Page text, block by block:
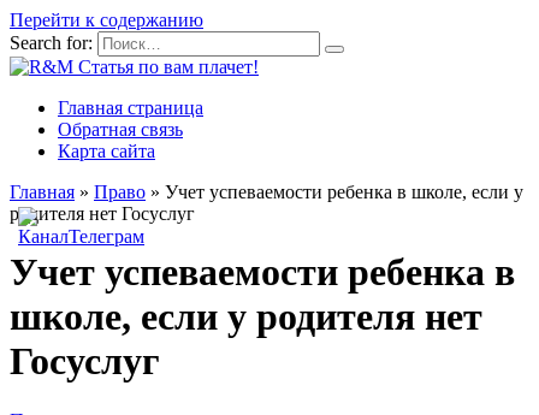
Перейти к содержанию
Search for:
Главная страница
Обратная связь
Карта сайта
Главная » Право » Учет успеваемости ребенка в школе, если у
родителя нет Госуслуг
Учет успеваемости ребенка в
школе, если у родителя нет
Госуслуг